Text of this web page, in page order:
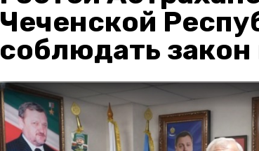
Чеченской
соблюдать